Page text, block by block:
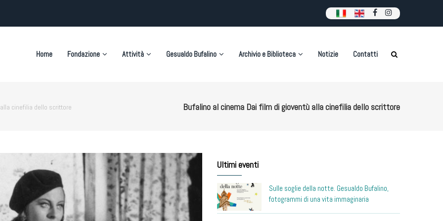
Home Fondazione Attività Gesualdo Bufalino Archivio e Biblioteca Notizie Contatti
Bufalino al cinema Dai film di gioventù alla cinefilia dello scrittore
cinefilia dello scrittore
Ultimi eventi
Sulle soglie della notte. Gesualdo Bufalino,
fotogrammi di una vita immaginaria